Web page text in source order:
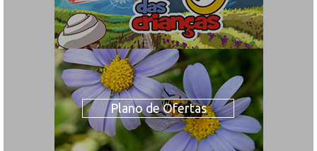
Plano de Ofertas